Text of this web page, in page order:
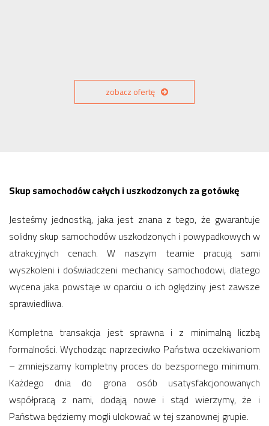
zobacz ofertę
Skup samochodów całych i uszkodzonych za gotówkę
Jesteśmy jednostką, jaka jest znana z tego, że gwarantuje
solidny skup samochodów uszkodzonych i powypadkowych w
atrakcyjnych cenach. W naszym teamie pracują sami
wyszkoleni i doświadczeni mechanicy samochodowi, dlatego
wycena jaka powstaje w oparciu o ich oględziny jest zawsze
sprawiedliwa.
Kompletna transakcja jest sprawna i z minimalną liczbą
formalności. Wychodząc naprzeciwko Państwa oczekiwaniom
– zmniejszamy kompletny proces do bezspornego minimum.
Każdego dnia do grona osób usatysfakcjonowanych
współpracą z nami, dodają nowe i stąd wierzymy, że i
Państwa będziemy mogli ulokować w tej szanownej grupie.